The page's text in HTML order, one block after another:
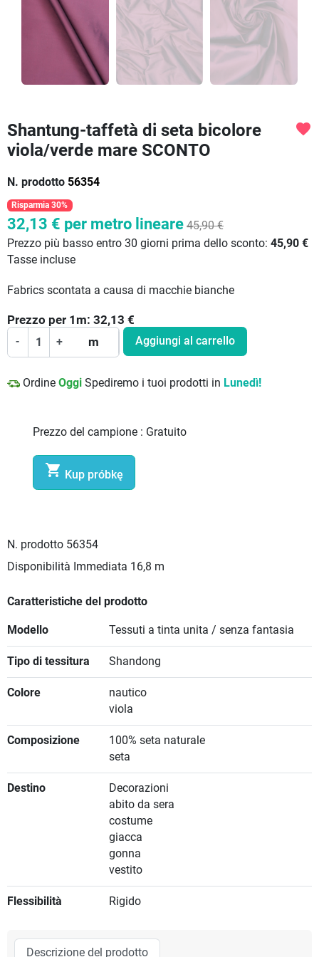
Shantung-taffetà di seta bicolore
viola/verde mare SCONTO
N. prodotto 56354
favorite
Risparmia 30%
32,13 € per metro lineare 45,90 €
Prezzo più basso entro 30 giorni prima dello sconto: 45,90 €
Tasse incluse
Fabrics scontata a causa di macchie bianche
Prezzo per 1 m: 32,13 €
- + m Aggiungi al carrello
Ordine Oggi Spediremo i tuoi prodotti in Lunedì!
Prezzo del campione : Gratuito
 Kup próbkę
N. prodotto 56354
Disponibilità Immediata 16,8 m
Caratteristiche del prodotto
Modello Tessuti a tinta unita / senza fantasia
Tipo di tessitura Shandong
Colore
nautico
viola
Composizione
100% seta naturale
seta
Destino
Decorazioni
abito da sera
costume
giacca
gonna
vestito
Flessibilità Rigido
Descrizione del prodotto